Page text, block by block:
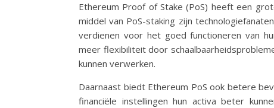
Ethereum Proof of Stake (PoS) heeft een
middel van PoS-staking zijn
verdienen voor het goed functioneren van
meer flexibiliteit door
kunnen verwerken.
Daarnaast biedt Ethereum PoS ook betere
financiële instellingen hun activa beter